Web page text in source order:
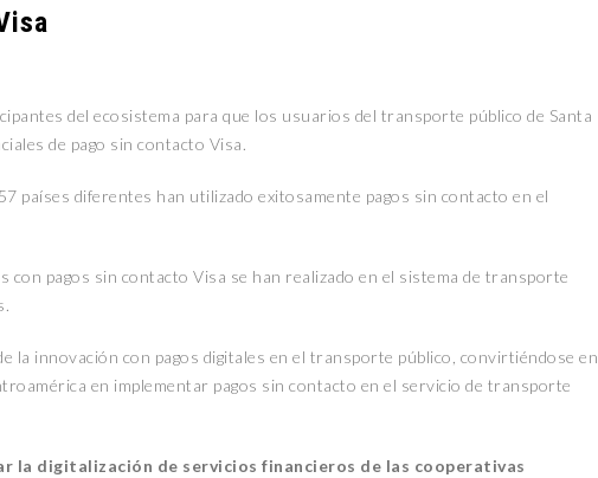
del ecosistema para que los usuarios del transporte público de Santa
de pago sin contacto Visa.
países diferentes han utilizado exitosamente pagos sin contacto en el
con pagos sin contacto Visa se han realizado en el sistema de transporte
la innovación con pagos digitales en el transporte público, convirtiéndose en
en implementar pagos sin contacto en el servicio de transporte
la digitalización de servicios financieros de las cooperativas